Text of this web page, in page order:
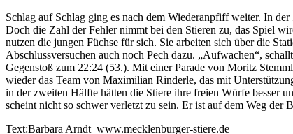
Schlag auf Schlag ging es nach dem Wiederanpfiff weiter. In
Doch die Zahl der Fehler nimmt bei den Stieren zu, das Spiel
nutzen die jungen Füchse für sich. Sie arbeiten sich über die
Abschlussversuchen auch noch Pech dazu. „Aufwachen“,
Gegenstoß zum 22:24 (53.). Mit einer Parade von Moritz
wieder das Team von Maximilian Rinderle, das mit
in der zweiten Hälfte hätten die Stiere ihre freien Würfe besser
scheint nicht so schwer verletzt zu sein. Er ist auf dem Weg der
Text:Barbara Arndt www.mecklenburger-stiere.de